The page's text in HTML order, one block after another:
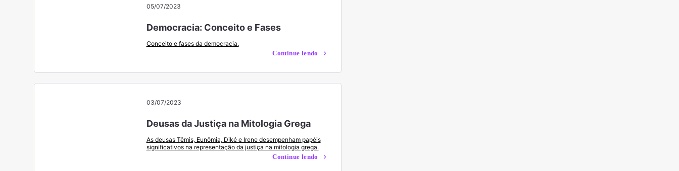
05/07/2023
Democracia: Conceito e Fases
Conceito e fases da democracia.
Continue lendo
03/07/2023
Deusas da Justiça na Mitologia Grega
As deusas Têmis, Eunômia, Diké e Irene desempenham papéis
significativos na representação da justiça na mitologia grega.
Continue lendo